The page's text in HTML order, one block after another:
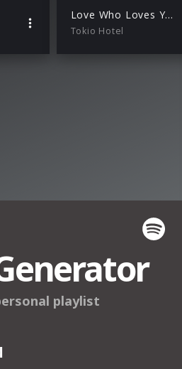
Love Who Loves You Back
Tokio Hotel